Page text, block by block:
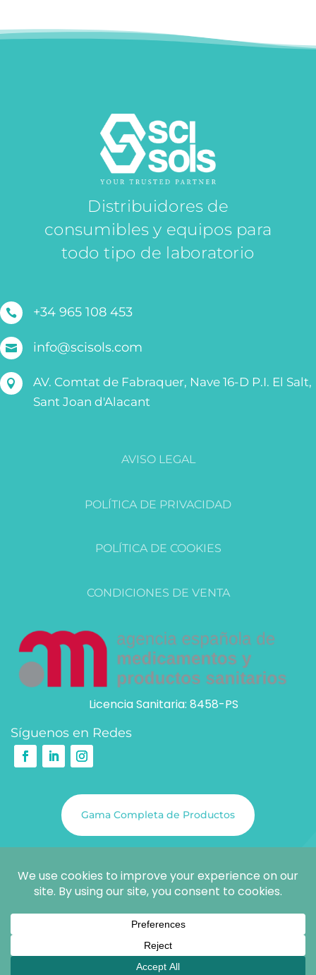
Distribuidores de
consumibles y equipos para
todo tipo de laboratorio
 +34 965 108 453
 info@scisols.com

AV. Comtat de Fabraquer, Nave 16-D P.I. El Salt,
Sant Joan d'Alacant
AVISO LEGAL
POLÍTICA DE PRIVACIDAD
POLÍTICA DE COOKIES
CONDICIONES DE VENTA
Licencia Sanitaria: 8458-PS
Síguenos en Redes
Gama Completa de Productos
@COPYRIGHT 2026SCIENCE & SOLUTIONS S.L.